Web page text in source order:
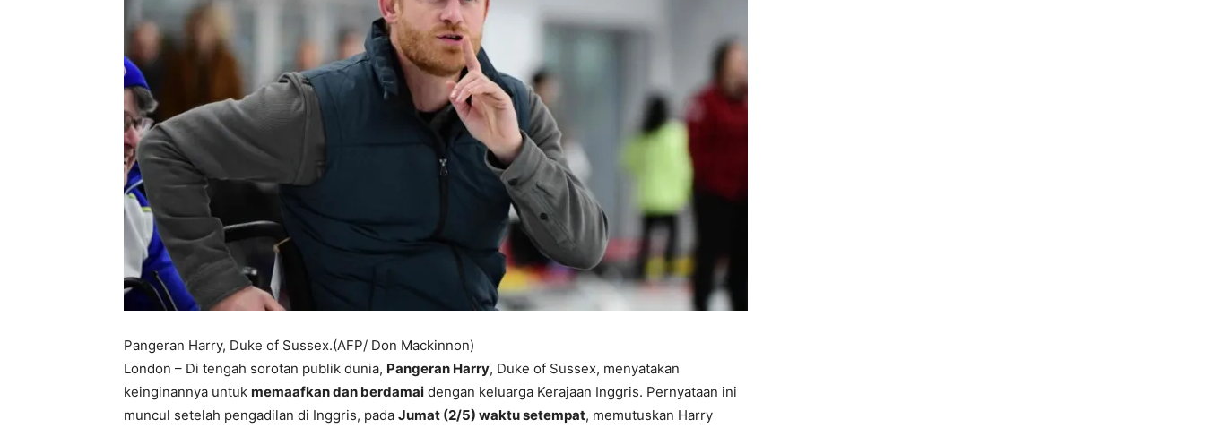
Pangeran Harry, Duke of Sussex.(AFP/ Don Mackinnon)
London – Di tengah sorotan publik dunia, Pangeran Harry, Duke of Sussex, menyatakan
keinginannya untuk memaafkan dan berdamai dengan keluarga Kerajaan Inggris. Pernyataan ini
muncul setelah pengadilan di Inggris, pada Jumat (2/5) waktu setempat, memutuskan Harry